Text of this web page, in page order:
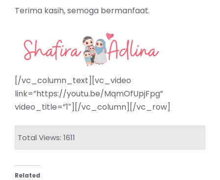
Terima kasih, semoga bermanfaat.
[/vc_column_text][vc_video
link=”https://youtu.be/MqmOfUpjFpg”
video_title=”1″][/vc_column][/vc_row]
Total Views: 1611
Related